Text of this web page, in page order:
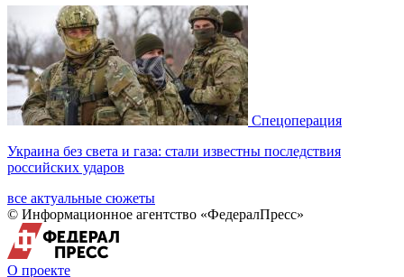
Спецоперация
Украина без света и газа: стали известны последствия
российских ударов
все актуальные сюжеты
© Информационное агентство «ФедералПресс»
О проекте